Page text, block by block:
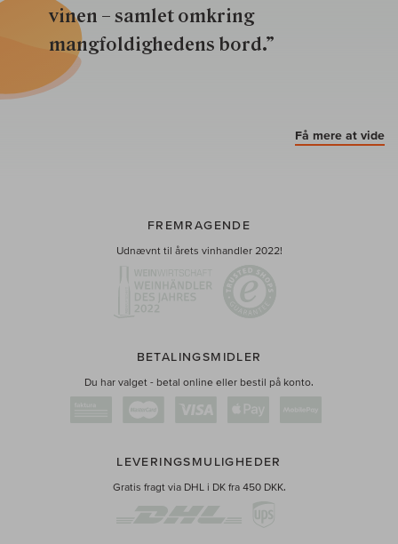
vinen – samlet omkring
mangfoldighedens bord.”
Få mere at vide
FREMRAGENDE
Udnævnt til årets vinhandler 2022!
BETALINGSMIDLER
Du har valget - betal online eller bestil på konto.
LEVERINGSMULIGHEDER
Gratis fragt via DHL i DK fra 450 DKK.